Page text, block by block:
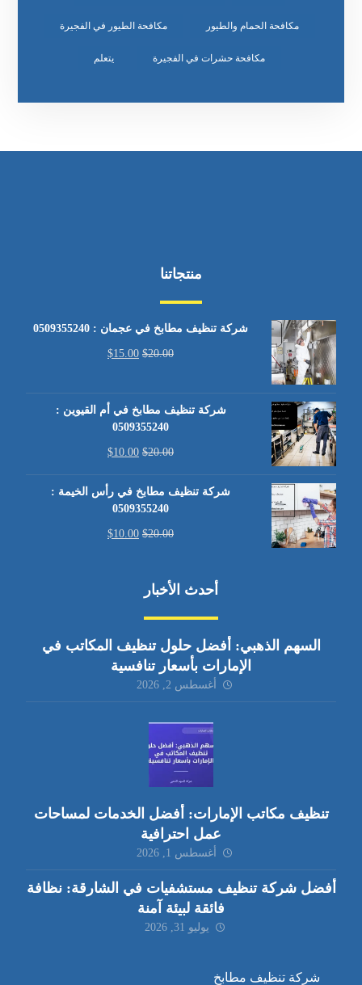
مكافحة الحمام والطيور مكافحة الطيور في الفجيرة
مكافحة حشرات في الفجيرة يتعلم
منتجاتنا
شركة تنظيف مطابخ في عجمان : 0509355240
$20.00
$15.00
شركة تنظيف مطابخ في أم القيوين :
0509355240
$20.00
$10.00
شركة تنظيف مطابخ في رأس الخيمة :
0509355240
$20.00
$10.00
أحدث الأخبار
السهم الذهبي: أفضل حلول تنظيف المكاتب في
الإمارات بأسعار تنافسية
أغسطس 2, 2026
تنظيف مكاتب الإمارات: أفضل الخدمات لمساحات
عمل احترافية
أغسطس 1, 2026
أفضل شركة تنظيف مستشفيات في الشارقة: نظافة
فائقة لبيئة آمنة
يوليو 31, 2026
شركة تنظيف مطابخ